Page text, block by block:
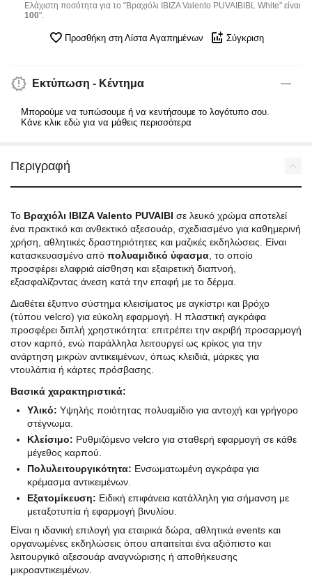
Ελάχιστη ποσότητα για το "Βραχιόλι IBIZA Valento PUVAIBIBL White" είναι
100".
Προσθήκη στη Λίστα Αγαπημένων Σύγκριση
Εκτύπωση - Κέντημα
Μπορούμε να τυπώσουμε ή να κεντήσουμε το λογότυπο σου.
Κάνε κλικ εδώ για να μάθεις περισσότερα
Περιγραφή
Το Βραχιόλι IBIZA Valento PUVAIBI σε λευκό χρώμα αποτελεί
ένα πρακτικό και ανθεκτικό αξεσουάρ, σχεδιασμένο για καθημερινή
χρήση, αθλητικές δραστηριότητες και μαζικές εκδηλώσεις. Είναι
κατασκευασμένο από πολυαμιδικό ύφασμα , το οποίο
προσφέρει ελαφριά αίσθηση και εξαιρετική διαπνοή,
εξασφαλίζοντας άνεση κατά την επαφή με το δέρμα.
Διαθέτει έξυπνο σύστημα κλεισίματος με αγκίστρι και βρόχο
(τύπου velcro) για εύκολη εφαρμογή. Η πλαστική αγκράφα
προσφέρει διπλή χρηστικότητα: επιτρέπει την ακριβή προσαρμογή
στον καρπό, ενώ παράλληλα λειτουργεί ως κρίκος για την
ανάρτηση μικρών αντικειμένων, όπως κλειδιά, μάρκες για
ντουλάπια ή κάρτες πρόσβασης.
Βασικά χαρακτηριστικά:
Υλικό: Υψηλής ποιότητας πολυαμίδιο για αντοχή και γρήγορο
στέγνωμα.
Κλείσιμο: Ρυθμιζόμενο velcro για σταθερή εφαρμογή σε κάθε
μέγεθος καρπού.
Πολυλειτουργικότητα: Ενσωματωμένη αγκράφα για
κρέμασμα αντικειμένων.
Εξατομίκευση: Ειδική επιφάνεια κατάλληλη για σήμανση με
μεταξοτυπία ή εφαρμογή βινυλίου.
Είναι η ιδανική επιλογή για εταιρικά δώρα, αθλητικά events και
οργανωμένες εκδηλώσεις όπου απαιτείται ένα αξιόπιστο και
λειτουργικό αξεσουάρ αναγνώρισης ή αποθήκευσης
μικροαντικειμένων.